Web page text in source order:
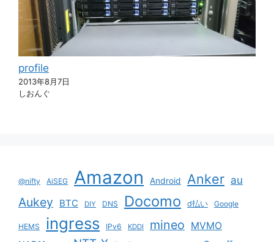
profile
2013年8月7日
しおんぐ
@nifty AiSEG Amazon Android Anker au
Aukey BTC DIY DNS Docomo d払い Google
HEMS ingress IPv6 KDDI mineo MVMO